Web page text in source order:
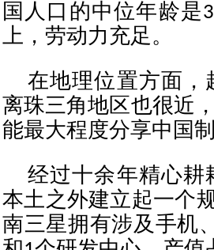
国人口的中位年龄是
上，劳动力充足。
在地理位置方面，
离珠三角地区也很近
能最大程度分享中国
经过十余年精心耕
本土之外建立起一个
南三星拥有涉及手机